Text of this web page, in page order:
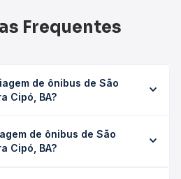
Frequentes
de ônibus de São
Cipó, BA?
podendo variar conforme a
executivo ou
de ônibus de São
Cipó, BA?